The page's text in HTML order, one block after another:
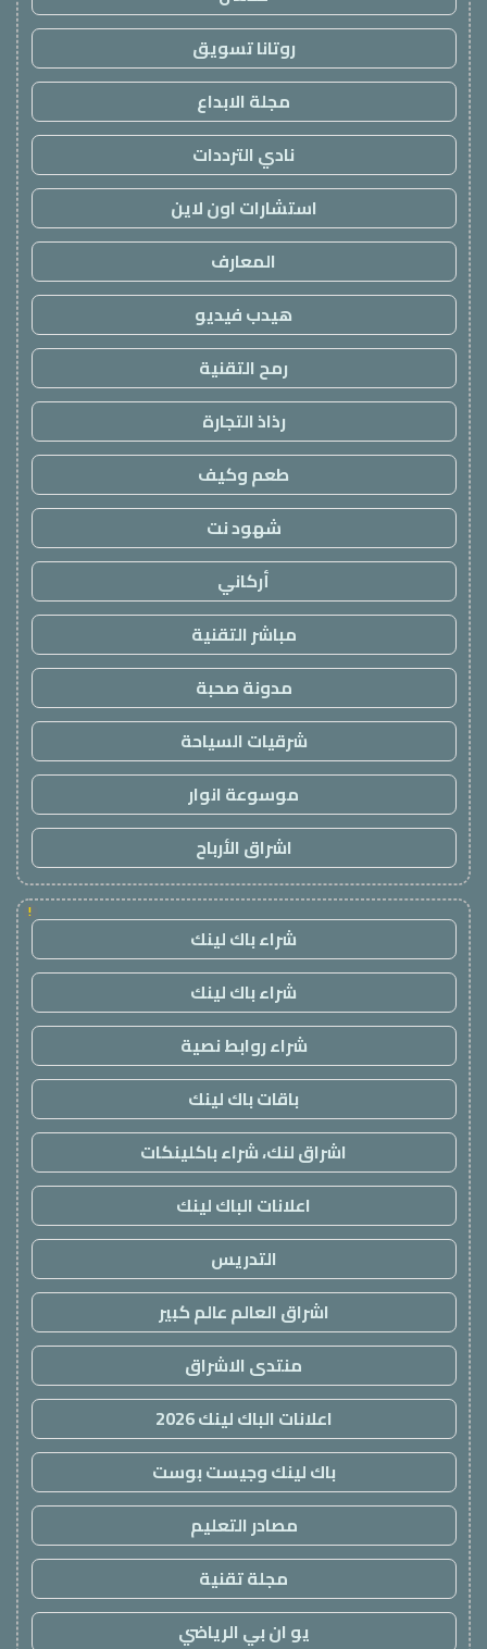
روتانا تسويق
مجلة الابداع
نادي الترددات
استشارات اون لاين
المعارف
هيدب فيديو
رمح التقنية
رذاذ التجارة
طعم وكيف
شهود نت
أركاني
مباشر التقنية
مدونة صحبة
شرقيات السياحة
موسوعة انوار
اشراق الأرباح
!
شراء باك لينك
شراء باك لينك
شراء روابط نصية
باقات باك لينك
اشراق لنك، شراء باكلينكات
اعلانات الباك لينك
التدريس
اشراق العالم عالم كبير
منتدى الاشراق
اعلانات الباك لينك 2026
باك لينك وجيست بوست
مصادر التعليم
مجلة تقنية
يو ان بي الرياضي